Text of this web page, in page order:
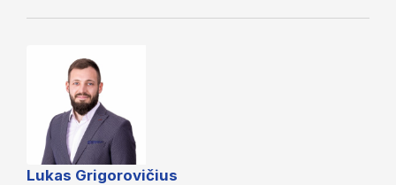
Lukas Grigorovičius